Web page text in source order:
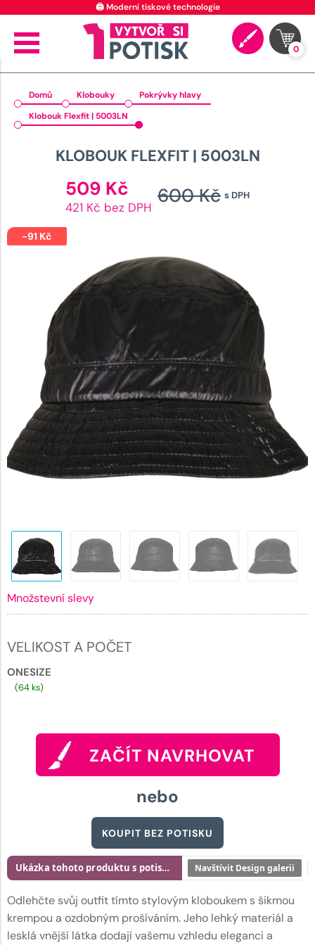
0
Domů Klobouky
Pokrývky hlavy
Klobouk Flexfit | 5003LN
KLOBOUK FLEXFIT | 5003LN
s DPH
600Kč
600
509 Kčcena
421 Kč bez DPH
-91 Kč
Množstevní slevy
VELIKOST A POČET
ONESIZE
(64 ks)
ZAČÍT NAVRHOVAT
nebo
KOUPIT BEZ POTISKU
Odlehčte svůj outfit tímto stylovým kloboukem s šikmou
krempou a ozdobným prošíváním. Jeho lehký materiál a
lesklá vnější látka dodají vašemu vzhledu eleganci a
Ukázka tohoto produktu s potiskem Navštívit Design galerii